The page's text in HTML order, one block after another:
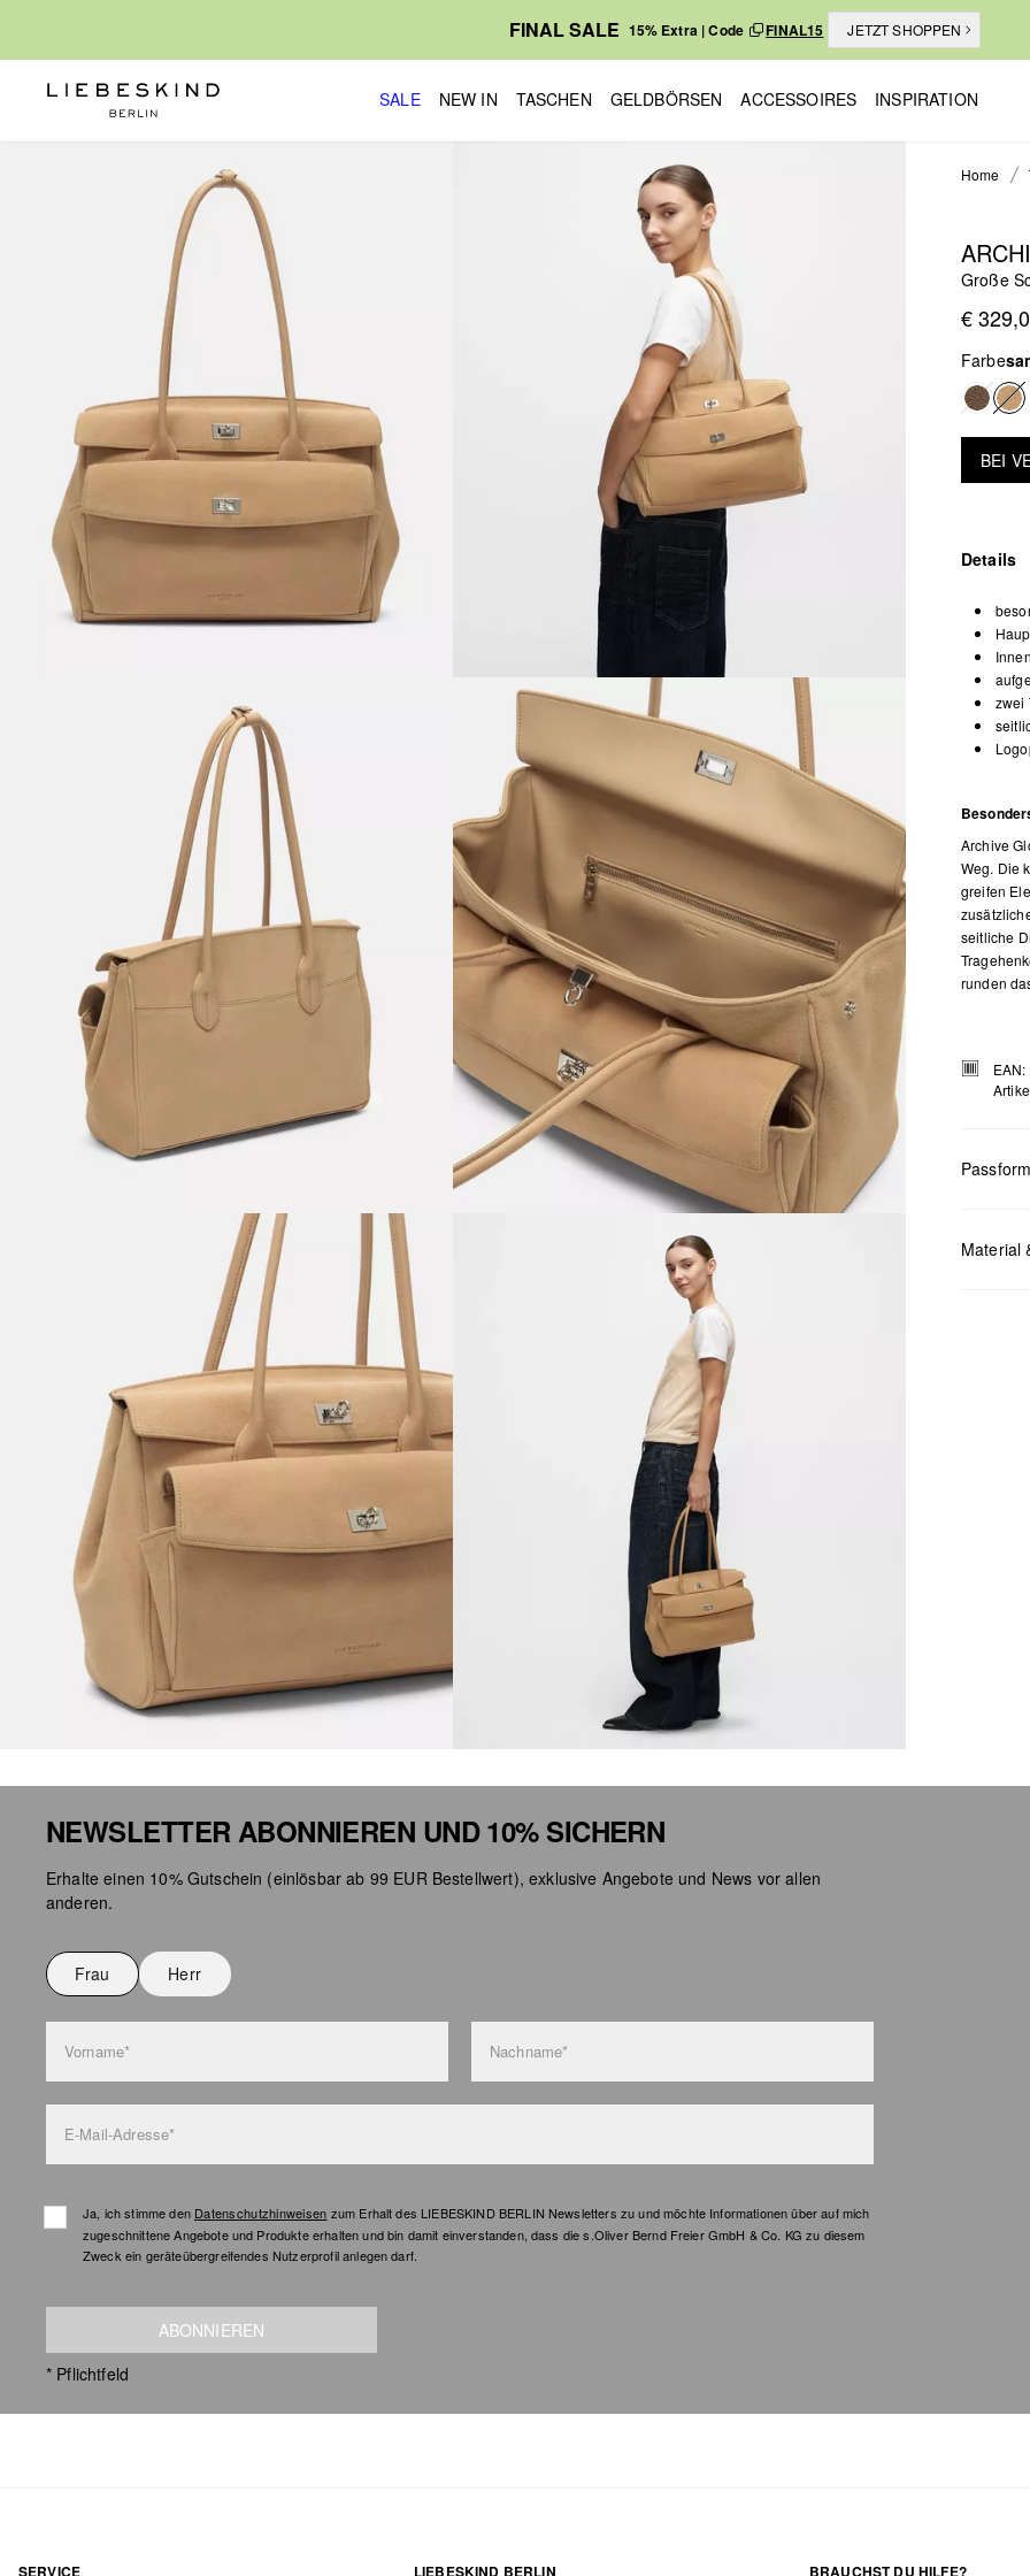
FINAL SALE 15% Extra | Code FINAL15 JETZT SHOPPEN
SALE NEW IN TASCHEN GELDBÖRSEN ACCESSOIRES INSPIRATION
Home
Große
€
Farbe
BEI
Details
zwei
Archive
Weg. Die
greifen
seitliche
runden
Passform
Material
NEWSLETTER ABONNIEREN UND 10% SICHERN
Erhalte einen 10% Gutschein (einlösbar ab 99 EUR Bestellwert), exklusive Angebote und News vor allen
anderen.
Frau Herr
Vorname* Nachname*
E-Mail-Adresse*
Ja, ich stimme den Datenschutzhinweisen zum Erhalt des LIEBESKIND BERLIN Newsletters zu und möchte Informationen über auf mich
zugeschnittene Angebote und Produkte erhalten und bin damit einverstanden, dass die s.Oliver Bernd Freier GmbH & Co. KG zu diesem
Zweck ein geräteübergreifendes Nutzerprofil anlegen darf.
ABONNIEREN
* Pflichtfeld
SERVICE LIEBESKIND BERLIN BRAUCHST DU HILFE?